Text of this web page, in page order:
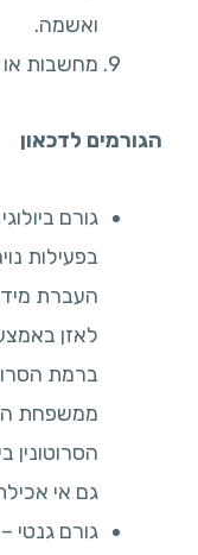
ואשמה.
מחשבות או
הגורמים לדכאון
גורם
בפעילות
העברת
לאזן
ברמת
הסרוטונין
גם אי
גורם גנטי